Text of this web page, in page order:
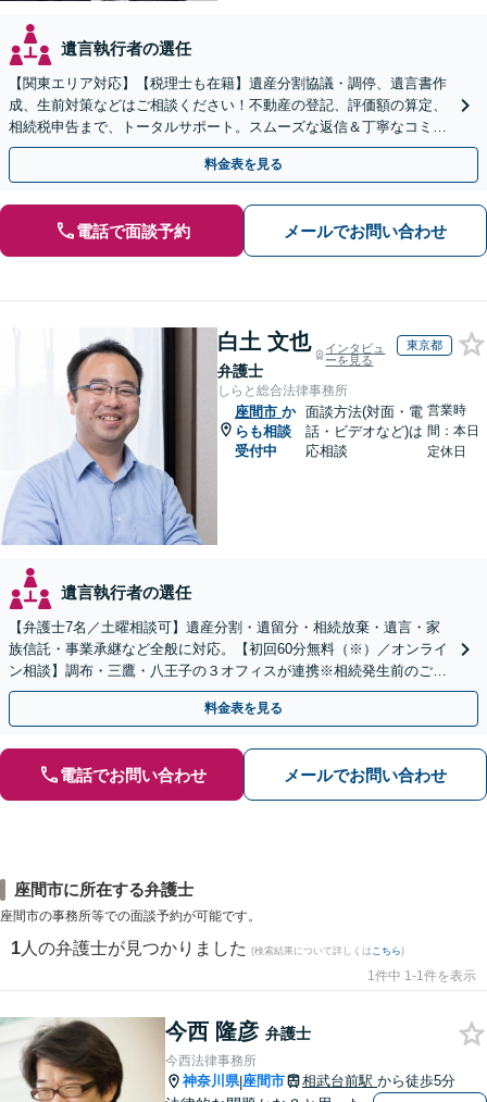
遺言執行者の選任
【関東エリア対応】【税理士も在籍】遺産分割協議・調停、遺言書作
成、生前対策などはご相談ください！不動産の登記、評価額の算定、
相続税申告まで、トータルサポート。スムーズな返信＆丁寧なコミュ
ニケーション◎お気軽にご相談ください。
料金表を見る
電話で面談予約 メールでお問い合わせ
白土 文也
弁護士
インタビュ
ーを見る
東京都
しらと総合法律事務所
座間市 か
らも相談
受付中
面談方法(対面・電
話・ビデオなど)は
応相談
営業時
間：本日
定休日
遺言執行者の選任
【弁護士7名／土曜相談可】遺産分割・遺留分・相続放棄・遺言・家
族信託・事業承継など全般に対応。【初回60分無料（※）／オンライ
ン相談】調布・三鷹・八王子の３オフィスが連携※相続発生前のご相
談など有料相談になるものもございます。
料金表を見る
電話でお問い合わせ メールでお問い合わせ
座間市に所在する弁護士
座間市の事務所等での面談予約が可能です。
1 人の弁護士が見つかりました (検索結果について詳しくは こちら)
1件中 1-1件を表示
今西 隆彦 弁護士
今西法律事務所
神奈川県|座間市 相武台前駅 から徒歩5分